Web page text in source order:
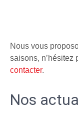
Nous vous
saisons, n’hésitez
contacter.
Nos